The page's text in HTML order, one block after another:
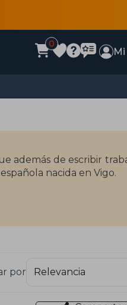
0
además de escribir
nacida en Vigo.
por